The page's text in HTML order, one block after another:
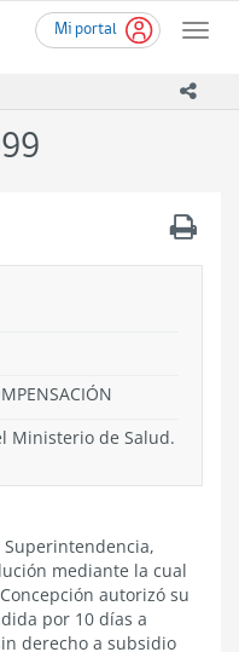
Mi portal
Toggle
Ministerio de Salud.
mediante la cual
autorizó su
por 10 días a
derecho a subsidio